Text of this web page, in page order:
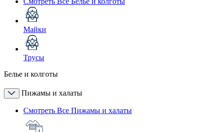
Майки
Трусы
Белье и колготы
Пижамы и халаты
Смотреть Все Пижамы и халаты